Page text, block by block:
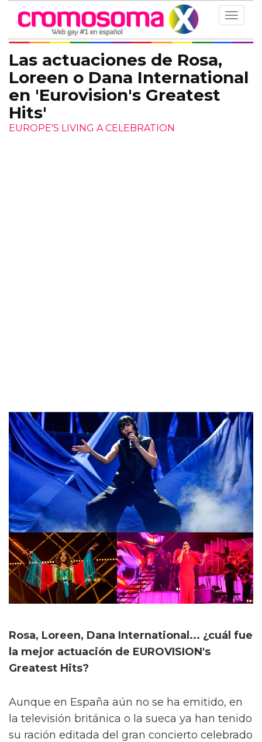
Toggle
Las actuaciones de Rosa,
Loreen o Dana International
en 'Eurovision's Greatest
Hits'
EUROPE'S LIVING A CELEBRATION
Rosa, Loreen, Dana International... ¿cuál fue
la mejor actuación de EUROVISION's
Greatest Hits?
Aunque en España aún no se ha emitido, en
la televisión británica o la sueca ya han tenido
su ración editada del gran concierto celebrado